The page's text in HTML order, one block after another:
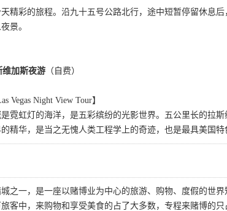
精彩的旅程。沿九十五号公路北行，途中短暂停留休息
景。
加斯夜游 （自费）
Vegas Night View Tour】
霓虹灯的海洋，是五彩缤纷的光影世界。五公里长的拉
精华，是当之无愧人类工程学上的奇迹，也是最具美国特
之一，是一座以赌博业为中心的旅游、购物、度假的世
客中，来购物和享受美食的占了大多数，专程来赌博的